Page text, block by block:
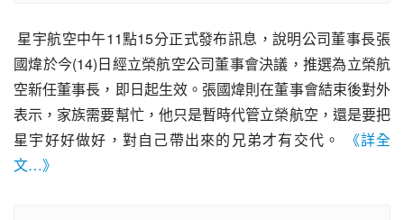
國煒於今(14)日經立榮航空公司董事會決議，推選為立榮航
空新任董事長，即日起生效。張國煒則在董事會結束後對外
表示，家族需要幫忙，他只是暫時代管立榮航空，還是要把
星宇好好做好，對自己帶出來的兄弟才有交代。
《詳全
文…》